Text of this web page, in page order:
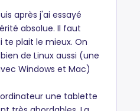
après j'ai essayé
absolue. Il faut
plait le mieux. On
de Linux aussi (une
Windows et Mac)
une tablette